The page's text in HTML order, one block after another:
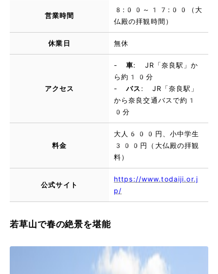
営業時間
8:00～17:00（大
仏殿の拝観時間）
休業日 無休
アクセス
-車: JR「奈良駅」か
ら約10分
-バス : JR「奈良駅」
から奈良交通バスで約1
0分
料金
大人600円、小中学生
300円（大仏殿の拝観
料）
公式サイト
https://www.todaiji.or.j
p/
若草山で春の絶景を堪能